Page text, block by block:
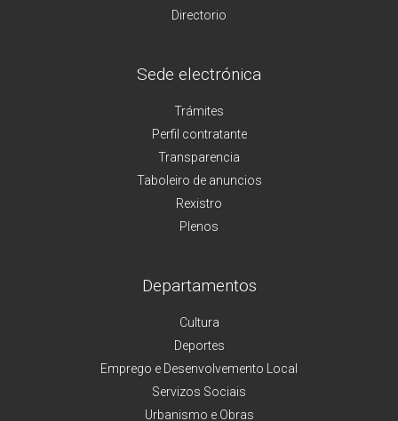
Directorio
Sede electrónica
Trámites
Perfil contratante
Transparencia
Taboleiro de anuncios
Rexistro
Plenos
Departamentos
Cultura
Deportes
Emprego e Desenvolvemento Local
Servizos Sociais
Urbanismo e Obras